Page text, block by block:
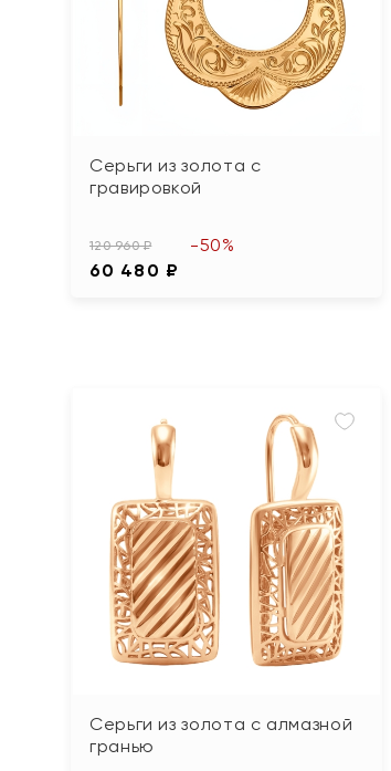
Серьги из золота с
гравировкой
120 960 ₽
60 480 ₽
-50%
Серьги из золота с алмазной
гранью